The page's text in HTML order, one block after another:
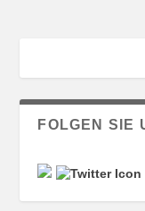
FOLGEN SIE